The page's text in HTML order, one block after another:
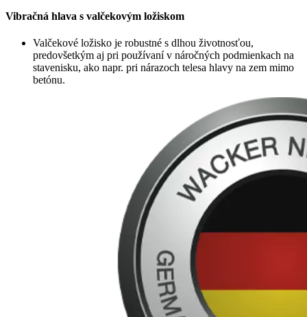
Vibračná hlava s valčekovým ložiskom
Valčekové ložisko je robustné s dlhou životnosťou,
predovšetkým aj pri používaní v náročných podmienkach na
stavenisku, ako napr. pri nárazoch telesa hlavy na zem mimo
betónu.